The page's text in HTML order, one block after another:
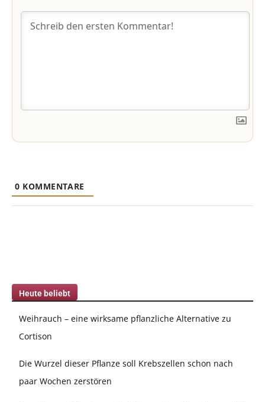
0 KOMMENTARE
Heute beliebt
Weihrauch – eine wirksame pflanzliche Alternative zu
Cortison
Die Wurzel dieser Pflanze soll Krebszellen schon nach
paar Wochen zerstören